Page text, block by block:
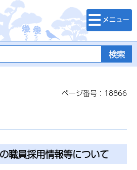
県
検索・メニュ
ー
ページ番号：18866
職員採用情報等について